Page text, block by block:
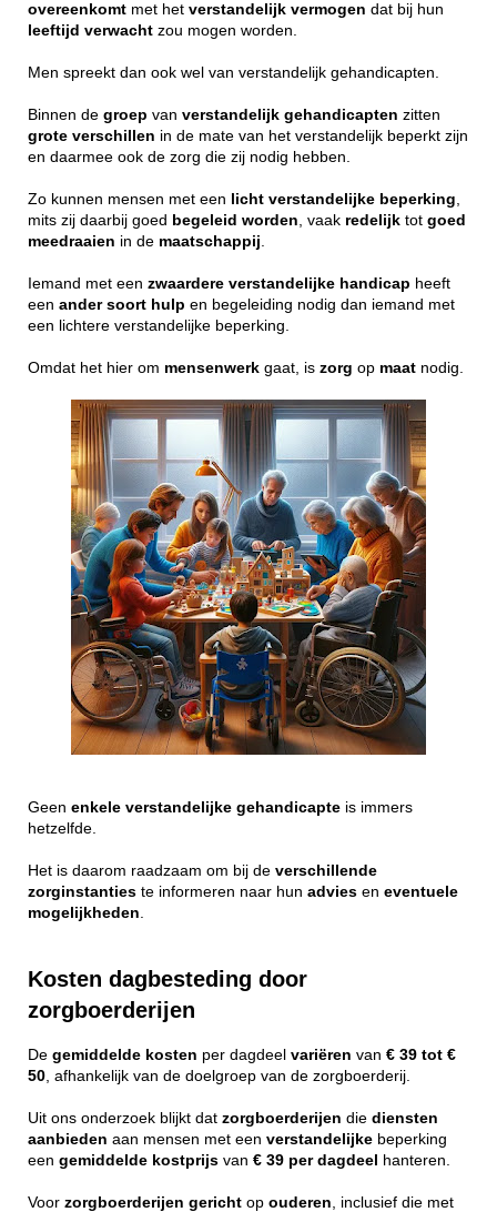
overeenkomt met het verstandelijk vermogen dat bij hun
leeftijd verwacht zou mogen worden.
Men spreekt dan ook wel van verstandelijk gehandicapten.
Binnen de groep van verstandelijk gehandicapten zitten
grote verschillen in de mate van het verstandelijk beperkt zijn
en daarmee ook de zorg die zij nodig hebben.
Zo kunnen mensen met een licht verstandelijke beperking,
mits zij daarbij goed begeleid worden, vaak redelijk tot goed
meedraaien in de maatschappij.
Iemand met een zwaardere verstandelijke handicap heeft
een ander soort hulp en begeleiding nodig dan iemand met
een lichtere verstandelijke beperking.
Omdat het hier om mensenwerk gaat, is zorg op maat nodig.
Geen enkele verstandelijke gehandicapte is immers
hetzelfde.
Het is daarom raadzaam om bij de verschillende
zorginstanties te informeren naar hun advies en eventuele
mogelijkheden.
Kosten dagbesteding door
zorgboerderijen
De gemiddelde kosten per dagdeel variëren van € 39 tot €
50 , afhankelijk van de doelgroep van de zorgboerderij.
Uit ons onderzoek blijkt dat zorgboerderijen die diensten
aanbieden aan mensen met een verstandelijke beperking
een gemiddelde kostprijs van € 39 per dagdeel hanteren.
Voor zorgboerderijen gericht op ouderen , inclusief die met